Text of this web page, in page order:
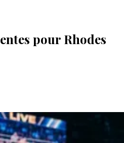
pour Rhodes